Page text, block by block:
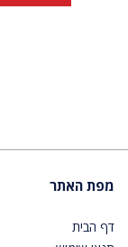
מפת האתר
דף הבית